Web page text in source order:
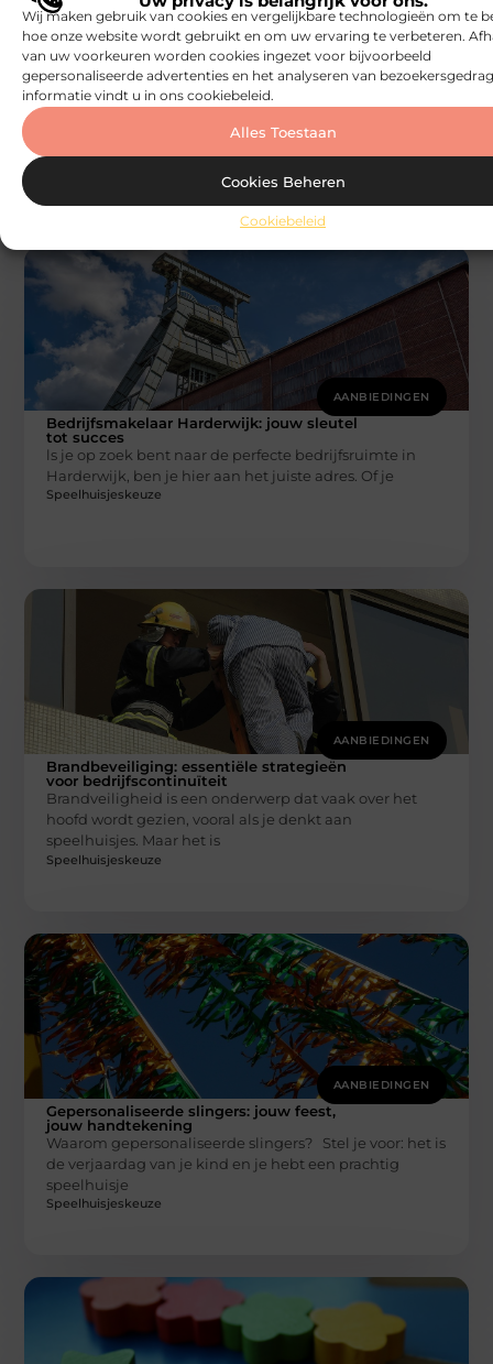
Wij maken gebruik van cookies en vergelijkbare technologieën om te
hoe onze website wordt gebruikt en om uw ervaring te verbeteren.
van uw voorkeuren worden cookies ingezet voor bijvoorbeeld
gepersonaliseerde advertenties en het analyseren van
informatie vindt u in ons cookiebeleid.
Alles Toestaan
Cookies Beheren
Cookiebeleid
AANBIEDINGEN
Waarom kiezen voor een bio ethanol
haard in jouw huis?
Ben je op zoek naar een manier om jouw speelhuisje
nog gezelliger te maken? Overweeg dan eens een bio
AANBIEDINGEN
Bedrijfsmakelaar Harderwijk: jouw sleutel
tot succes
ls je op zoek bent naar de perfecte bedrijfsruimte in
Harderwijk, ben je hier aan het juiste adres. Of je
Speelhuisjeskeuze
AANBIEDINGEN
Brandbeveiliging: essentiële strategieën
voor bedrijfscontinuïteit
Brandveiligheid is een onderwerp dat vaak over het
hoofd wordt gezien, vooral als je denkt aan
speelhuisjes. Maar het is
Speelhuisjeskeuze
AANBIEDINGEN
Gepersonaliseerde slingers: jouw feest,
jouw handtekening
Waarom gepersonaliseerde slingers? Stel je voor: het is
de verjaardag van je kind en je hebt een prachtig
speelhuisje
Speelhuisjeskeuze